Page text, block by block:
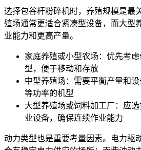
选择包谷杆粉碎机时，养殖规模是最
殖场通常更适合紧凑型设备，而大型
业能力和更高产量。
家庭养殖或小型农场：优先考
型，便于移动和存放
中型养殖场：需要平衡产量和
等功率的机型
大型养殖场或饲料加工厂：应
业设备，确保连续作业能力
动力类型也是重要考量因素。电力驱